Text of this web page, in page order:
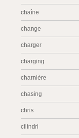
chaîne
change
charger
charging
charnière
chasing
chris
cilindri